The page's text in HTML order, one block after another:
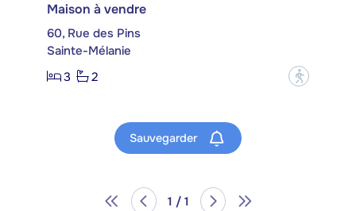
Maison à vendre
60, Rue des Pins
Sainte-Mélanie
3
2 ?
Sauvegarder
1 / 1